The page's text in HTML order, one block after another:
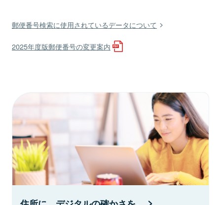
郵便番号検索に使用されているデータについて
2025年度版郵便番号の変更案内